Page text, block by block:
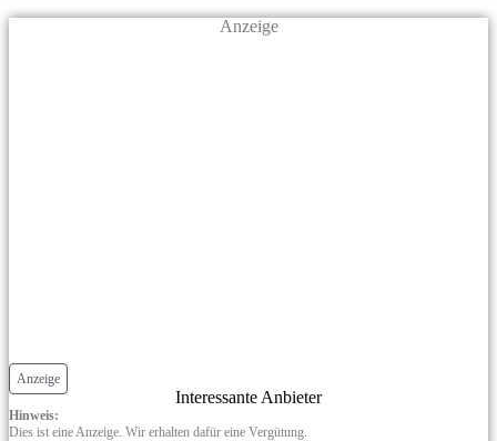
Anzeige
Anzeige
Interessante Anbieter
Hinweis:
Dies ist eine Anzeige. Wir erhalten dafür eine Vergütung.